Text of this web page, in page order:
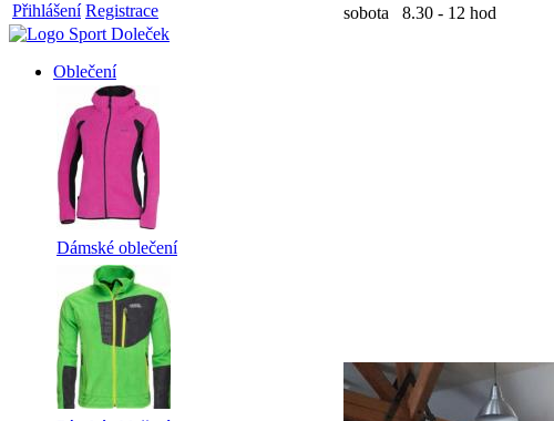
sobota 8.30 - 12 hod
Přihlášení Registrace
Oblečení
Dámské oblečení